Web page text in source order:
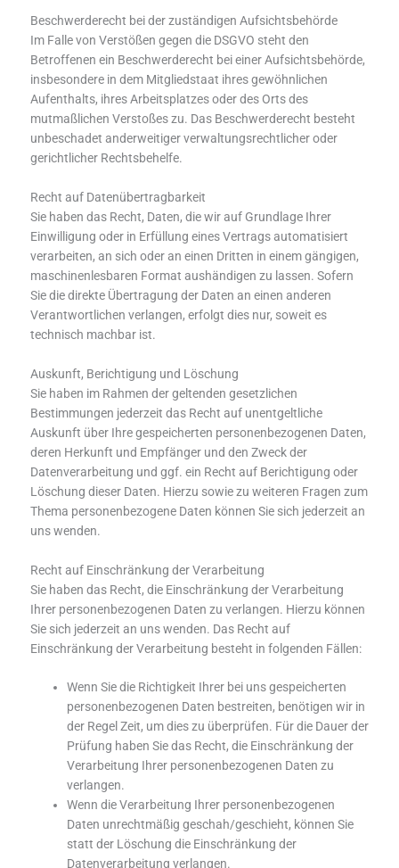
Beschwerde­recht bei der zuständigen Aufsichts­behörde
Im Falle von Verstößen gegen die DSGVO steht den
Betroffenen ein Beschwerderecht bei einer Aufsichtsbehörde,
insbesondere in dem Mitgliedstaat ihres gewöhnlichen
Aufenthalts, ihres Arbeitsplatzes oder des Orts des
mutmaßlichen Verstoßes zu. Das Beschwerderecht besteht
unbeschadet anderweitiger verwaltungsrechtlicher oder
gerichtlicher Rechtsbehelfe.
Recht auf Daten­übertrag­barkeit
Sie haben das Recht, Daten, die wir auf Grundlage Ihrer
Einwilligung oder in Erfüllung eines Vertrags automatisiert
verarbeiten, an sich oder an einen Dritten in einem gängigen,
maschinenlesbaren Format aushändigen zu lassen. Sofern
Sie die direkte Übertragung der Daten an einen anderen
Verantwortlichen verlangen, erfolgt dies nur, soweit es
technisch machbar ist.
Auskunft, Berichtigung und Löschung
Sie haben im Rahmen der geltenden gesetzlichen
Bestimmungen jederzeit das Recht auf unentgeltliche
Auskunft über Ihre gespeicherten personenbezogenen Daten,
deren Herkunft und Empfänger und den Zweck der
Datenverarbeitung und ggf. ein Recht auf Berichtigung oder
Löschung dieser Daten. Hierzu sowie zu weiteren Fragen zum
Thema personenbezogene Daten können Sie sich jederzeit an
uns wenden.
Recht auf Einschränkung der Verarbeitung
Sie haben das Recht, die Einschränkung der Verarbeitung
Ihrer personenbezogenen Daten zu verlangen. Hierzu können
Sie sich jederzeit an uns wenden. Das Recht auf
Einschränkung der Verarbeitung besteht in folgenden Fällen:
Wenn Sie die Richtigkeit Ihrer bei uns gespeicherten
personenbezogenen Daten bestreiten, benötigen wir in
der Regel Zeit, um dies zu überprüfen. Für die Dauer der
Prüfung haben Sie das Recht, die Einschränkung der
Verarbeitung Ihrer personenbezogenen Daten zu
verlangen.
Wenn die Verarbeitung Ihrer personenbezogenen
Daten unrechtmäßig geschah/geschieht, können Sie
statt der Löschung die Einschränkung der
Datenverarbeitung verlangen.